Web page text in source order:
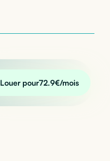
Louer pour72.9€/mois